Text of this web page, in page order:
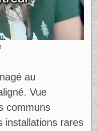
au
Vue
communs